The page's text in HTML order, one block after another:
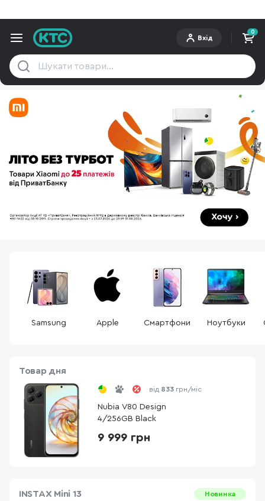
Вхід
0
Samsung Apple Смартфони Ноутбуки
Товар дня
від 833 грн/міс
Nubia V80 Design
4/256GB Black
9 999 грн
INSTAX Mini 13 Новинка